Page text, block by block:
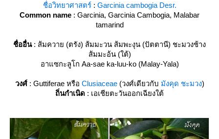
ชื่อวิทยาศาสตร์ : Garcinia cambogia Desr.
Common name : Garcinia, Garcinia Cambogia, Malabar
tamarind
ชื่ออื่น: ส้มควาย (ตรัง) ส้มมะวน ส้มพะงุน (ปัตตานี) ชะมวงช้าง
ส้มมะอ้น (ใต้)
อาแซกะลูโก Aa-sae ka-luu-ko (Malay-Yala)
วงศ์: Guttiferae หรือ Clusiaceae(วงศ์เดียวกับ มังคุด ชะมวง)
ถิ่นกำเนิด : เอเชียตะวันออกเฉียงใต้